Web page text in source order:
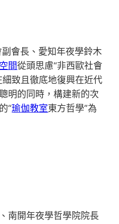
會長、愛知年夜學鈴木
間從頭思慮“非西歐社會
致且徹底地復興在近代
明的同時，構建新的次
“瑜伽教室東方哲學”為
南開年夜學哲學院院長